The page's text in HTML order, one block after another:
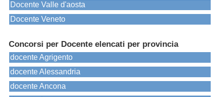
Docente Valle d'aosta
Docente Veneto
Concorsi per Docente elencati per provincia
docente Agrigento
docente Alessandria
docente Ancona